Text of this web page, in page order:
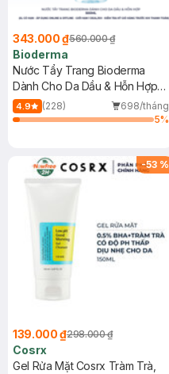
343.000 ₫560.000 ₫
Bioderma
Nước Tẩy Trang Bioderma
Dành Cho Da Dầu & Hỗn Hợp
500ml
4.9 (228)
698/tháng
5%
-53 %
139.000 ₫298.000 ₫
Cosrx
Gel Rửa Mặt Cosrx Tràm Trà,